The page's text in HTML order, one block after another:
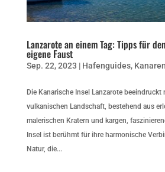
Lanzarote an einem Tag: Tipps für
eigene Faust
Sep. 22, 2023 | Hafenguides, Kanaren
Die Kanarische Insel Lanzarote
vulkanischen Landschaft, bestehend aus
malerischen Kratern und kargen,
Insel ist berühmt für ihre harmonische
Natur, die...